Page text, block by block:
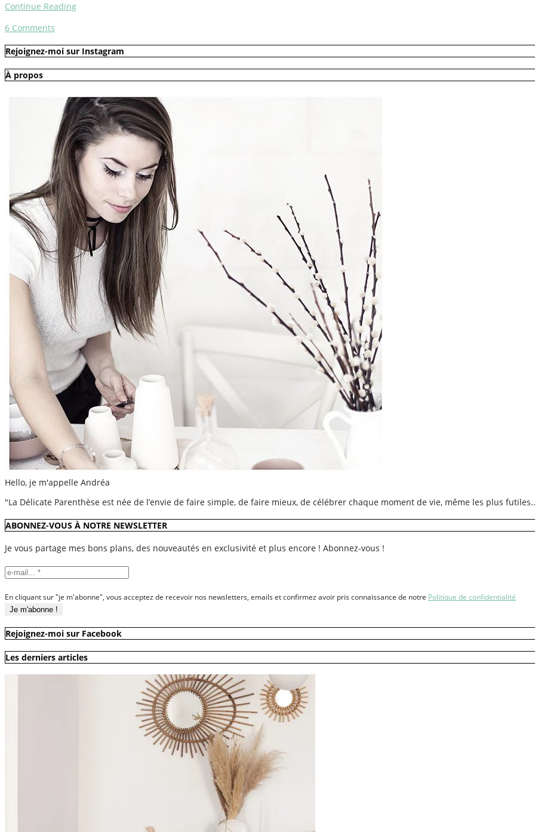
Continue Reading
6 Comments
Rejoignez-moi sur Instagram
À propos
Hello, je m'appelle Andréa
"La Délicate Parenthèse est née de l’envie de faire simple, de faire mieux, de célébrer chaque moment de vie, même les plus
ABONNEZ-VOUS À NOTRE NEWSLETTER
Je vous partage mes bons plans, des nouveautés en exclusivité et plus encore ! Abonnez-vous !
En cliquant sur "je m'abonne", vous acceptez de recevoir nos newsletters, emails et confirmez avoir pris connaissance de notre Politique de confidentialité
Rejoignez-moi sur Facebook
Les derniers articles